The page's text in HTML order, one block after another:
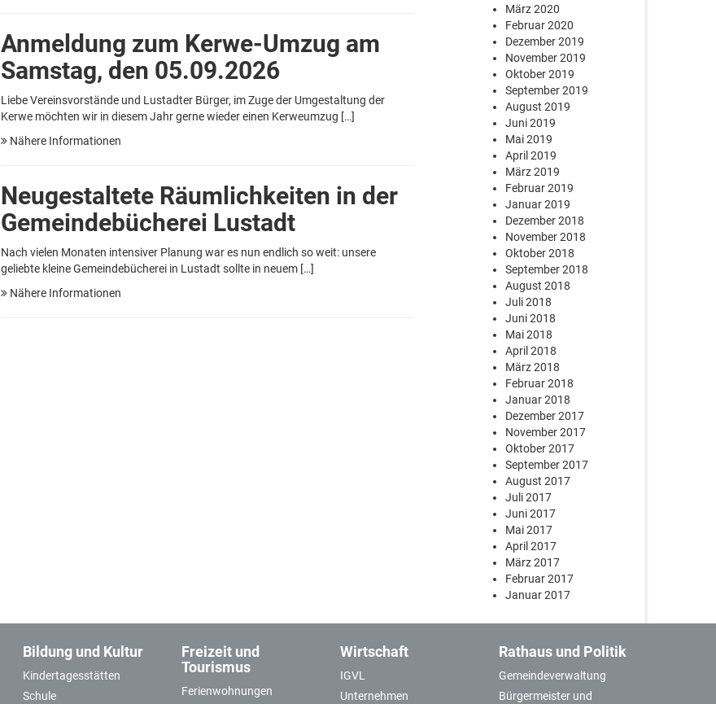
Anmeldung zum Kerwe-Umzug am
Samstag, den 05.09.2026
Liebe Vereinsvorstände und Lustadter Bürger, im Zuge der Umgestaltung der
Kerwe möchten wir in diesem Jahr gerne wieder einen Kerweumzug […]
Nähere Informationen
Neugestaltete Räumlichkeiten in der
Gemeindebücherei Lustadt
Nach vielen Monaten intensiver Planung war es nun endlich so weit: unsere
geliebte kleine Gemeindebücherei in Lustadt sollte in neuem […]
Nähere Informationen
März 2020
Februar 2020
Dezember 2019
November 2019
Oktober 2019
September 2019
August 2019
Juni 2019
Mai 2019
April 2019
März 2019
Februar 2019
Januar 2019
Dezember 2018
November 2018
Oktober 2018
September 2018
August 2018
Juli 2018
Juni 2018
Mai 2018
April 2018
März 2018
Februar 2018
Januar 2018
Dezember 2017
November 2017
Oktober 2017
September 2017
August 2017
Juli 2017
Juni 2017
Mai 2017
April 2017
März 2017
Februar 2017
Januar 2017
Bildung und Kultur
Kindertagesstätten
Schule
Freizeit und
Tourismus
Ferienwohnungen
Wirtschaft
IGVL
Unternehmen
Rathaus und Politik
Gemeindeverwaltung
Bürgermeister und